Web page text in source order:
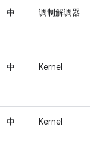
中 调制解调器
中 Kernel
中 Kernel